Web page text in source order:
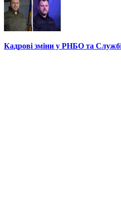
Кадрові зміни у РНБО та Службі